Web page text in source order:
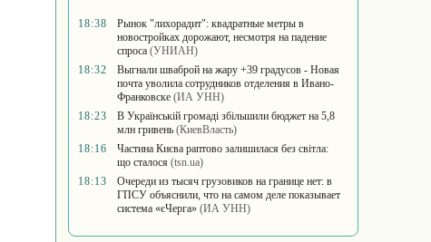
18:38
Рынок "лихорадит": квадратные метры в
новостройках дорожают, несмотря на падение
спроса (УНИАН)
18:32
Выгнали шваброй на жару +39 градусов - Новая
почта уволила сотрудников отделения в Ивано-
Франковске (ИА УНН)
18:23
В Українській громаді збільшили бюджет на 5,8
млн гривень (КиевВласть)
18:16
Частина Києва раптово залишилася без світла:
що сталося (tsn.ua)
18:13
Очереди из тысяч грузовиков на границе нет: в
ГПСУ объяснили, что на самом деле показывает
система «єЧерга» (ИА УНН)